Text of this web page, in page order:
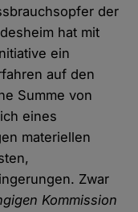
der
hat mit
ein
auf den
Summe von
eines
materiellen
Zwar
Kommission